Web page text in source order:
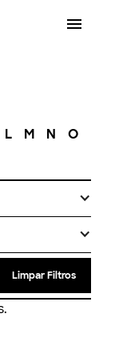
L M N O
Limpar Filtros